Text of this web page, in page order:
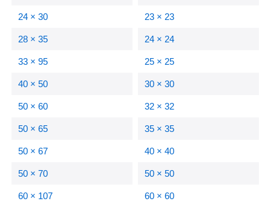
24 × 30
28 × 35
33 × 95
40 × 50
50 × 60
50 × 65
50 × 67
50 × 70
60 × 107
23 × 23
24 × 24
25 × 25
30 × 30
32 × 32
35 × 35
40 × 40
50 × 50
60 × 60